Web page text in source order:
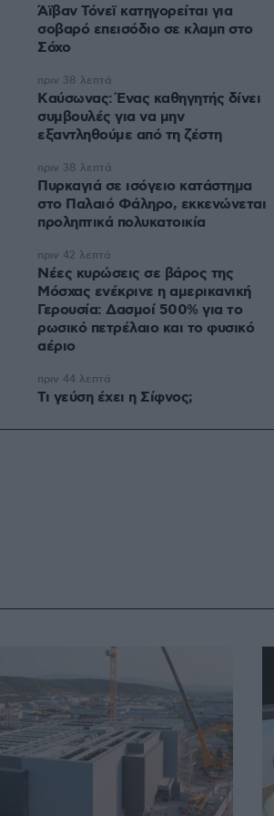
Άϊβαν Τόνεϊ κατηγορείται για
σοβαρό επεισόδιο σε κλαμπ στο
Σόχο
Kαύσωνας: Ένας καθηγητής δίνει
συμβουλές για να μην
εξαντληθούμε από τη ζέστη
πριν 38 λεπτά
Πυρκαγιά σε ισόγειο κατάστημα
στο Παλαιό Φάληρο, εκκενώνεται
προληπτικά πολυκατοικία
πριν 38 λεπτά
Νέες κυρώσεις σε βάρος της
Μόσχας ενέκρινε η αμερικανική
Γερουσία: Δασμοί 500% για το
ρωσικό πετρέλαιο και το φυσικό
αέριο
πριν 42 λεπτά
Τι γεύση έχει η Σίφνος;
πριν 44 λεπτά